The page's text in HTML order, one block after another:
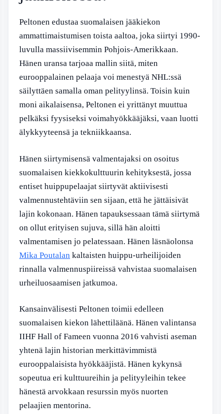
Peltonen edustaa suomalaisen jääkiekon
ammattimaistumisen toista aaltoa, joka siirtyi 1990-
luvulla massiivisemmin Pohjois-Amerikkaan.
Hänen uransa tarjoaa mallin siitä, miten
eurooppalainen pelaaja voi menestyä NHL:ssä
säilyttäen samalla oman pelityylinsä. Toisin kuin
moni aikalaisensa, Peltonen ei yrittänyt muuttua
pelkäksi fyysiseksi voimahyökkääjäksi, vaan luotti
älykkyyteensä ja tekniikkaansa.
Hänen siirtymisensä valmentajaksi on osoitus
suomalaisen kiekkokulttuurin kehityksestä, jossa
entiset huippupelaajat siirtyvät aktiivisesti
valmennustehtäviin sen sijaan, että he jättäisivät
lajin kokonaan. Hänen tapauksessaan tämä siirtymä
on ollut erityisen sujuva, sillä hän aloitti
valmentamisen jo pelatessaan. Hänen läsnäolonsa
Mika Poutalan kaltaisten huippu-urheilijoiden
rinnalla valmennuspiireissä vahvistaa suomalaisen
urheiluosaamisen jatkumoa.
Kansainvälisesti Peltonen toimii edelleen
suomalaisen kiekon lähettiläänä. Hänen valintansa
IIHF Hall of Fameen vuonna 2016 vahvisti aseman
yhtenä lajin historian merkittävimmistä
eurooppalaisista hyökkääjistä. Hänen kykynsä
sopeutua eri kulttuureihin ja pelityyleihin tekee
hänestä arvokkaan resurssin myös nuorten
pelaajien mentorina.